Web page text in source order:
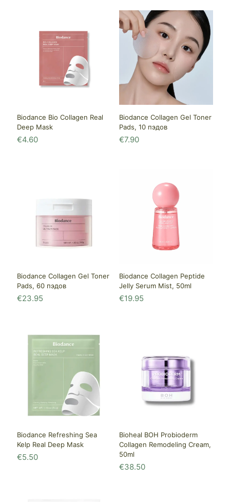
Biodance Bio Collagen Real
Deep Mask
€4.60
Biodance Collagen Gel Toner
Pads, 10 пэдов
€7.90
Biodance Collagen Gel Toner
Pads, 60 пэдов
€23.95
Biodance Collagen Peptide
Jelly Serum Mist, 50ml
€19.95
Biodance Refreshing Sea
Kelp Real Deep Mask
€5.50
Bioheal BOH Probioderm
Collagen Remodeling Cream,
50ml
€38.50